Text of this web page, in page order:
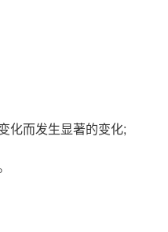
化而发生显著的变化;